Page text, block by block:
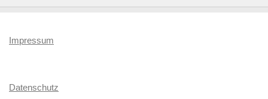
Impressum
Datenschutz